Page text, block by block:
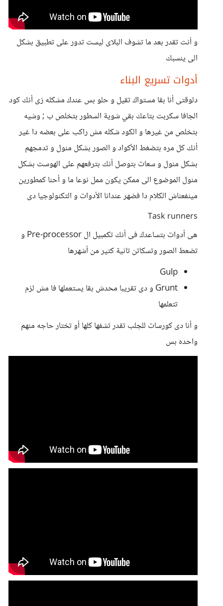
و أنت تقدر بعد ما تشوف البلاى ليست تدور على تطبيق بشكل
الى ينسبك
أدوات تسريع البناء
دلوقتى أنا بقا مستواك تقيل و حلو بس عندك مشكله زى أنك كود
الجافا سكربت بتاعك بقي شوية السطور بتخلص ب ; وشيه
بتخلص من غيرها و الكود شكله مش راكب على بعضه دا غير
أنك كل مره بتضغط الأكواد و الصور بشكل منول و تدمجهم
بشكل منول و سعات بتوصل أنك بترفعهم على الهوست بشكل
منول الموضوع الى ممكن يكون ممل نوعا ما و أحنا كمطورين
مينفعناش الكلام دا فضهر عندانا الأدوات و التكنولوجيا دى
Task runners
هى أدوات بتساعدك فى أنك تكمبيل ال Pre-processor و
تضعط الصور وتسكاتن تانية كتير من أشهرها
Gulp
Grunt و دى تقريبا محدش بقا يستعملها فا مش لزم
تتعلمها
و أنا دى كورسات للجلب تقدر تشفها كلها أو تختار حاجه منهم
واحده بس